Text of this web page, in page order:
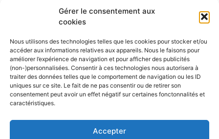
Gérer le consentement aux
cookies
Nous utilisons des technologies telles que les cookies pour stocker et/ou
accéder aux informations relatives aux appareils. Nous le faisons pour
améliorer l’expérience de navigation et pour afficher des publicités
(non-)personnalisées. Consentir à ces technologies nous autorisera à
traiter des données telles que le comportement de navigation ou les ID
uniques sur ce site. Le fait de ne pas consentir ou de retirer son
consentement peut avoir un effet négatif sur certaines fonctonnalités et
caractéristiques.
Accepter
Adresse
Website
Diese Website verwendet Akismet, um Spam zu